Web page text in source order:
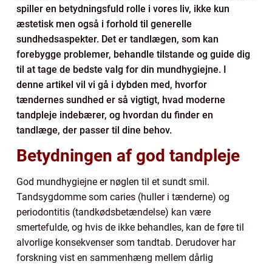
spiller en betydningsfuld rolle i vores liv, ikke kun
æstetisk men også i forhold til generelle
sundhedsaspekter. Det er tandlægen, som kan
forebygge problemer, behandle tilstande og guide dig
til at tage de bedste valg for din mundhygiejne. I
denne artikel vil vi gå i dybden med, hvorfor
tændernes sundhed er så vigtigt, hvad moderne
tandpleje indebærer, og hvordan du finder en
tandlæge, der passer til dine behov.
Betydningen af god tandpleje
God mundhygiejne er nøglen til et sundt smil.
Tandsygdomme som caries (huller i tænderne) og
periodontitis (tandkødsbetændelse) kan være
smertefulde, og hvis de ikke behandles, kan de føre til
alvorlige konsekvenser som tandtab. Derudover har
forskning vist en sammenhæng mellem dårlig